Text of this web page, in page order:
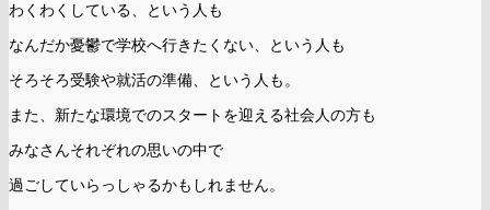
わくわくしている、という人も
なんだか憂鬱で学校へ行きたくない、という人も
そろそろ受験や就活の準備、という人も。
また、新たな環境でのスタートを迎える社会人の方も
みなさんそれぞれの思いの中で
過ごしていらっしゃるかもしれません。